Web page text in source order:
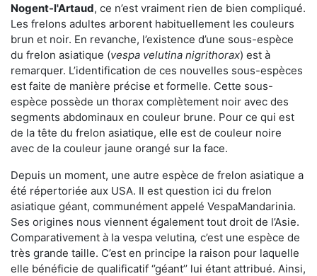
Nogent-l'Artaud, ce n’est vraiment rien de bien compliqué.
Les frelons adultes arborent habituellement les couleurs
brun et noir. En revanche, l’existence d’une sous-espèce
du frelon asiatique (vespa velutina nigrithorax) est à
remarquer. L’identification de ces nouvelles sous-espèces
est faite de manière précise et formelle. Cette sous-
espèce possède un thorax complètement noir avec des
segments abdominaux en couleur brune. Pour ce qui est
de la tête du frelon asiatique, elle est de couleur noire
avec de la couleur jaune orangé sur la face.
Depuis un moment, une autre espèce de frelon asiatique a
été répertoriée aux USA. Il est question ici du frelon
asiatique géant, communément appelé VespaMandarinia.
Ses origines nous viennent également tout droit de l’Asie.
Comparativement à la vespa velutina, c’est une espèce de
très grande taille. C’est en principe la raison pour laquelle
elle bénéficie de qualificatif ‘’géant’’ lui étant attribué. Ainsi,